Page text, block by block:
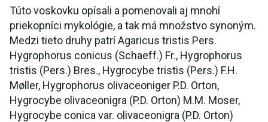
Túto voskovku opísali a pomenovali aj mnohí
priekopníci mykológie, a tak má množstvo synoným.
Medzi tieto druhy patrí Agaricus tristis Pers.
Hygrophorus conicus (Schaeff.) Fr., Hygrophorus
tristis (Pers.) Bres., Hygrocybe tristis (Pers.) F.H.
Møller, Hygrophorus olivaceoniger P.D. Orton,
Hygrocybe olivaceonigra (P.D. Orton) M.M. Moser,
Hygrocybe conica var. olivaceonigra (P.D. Orton)